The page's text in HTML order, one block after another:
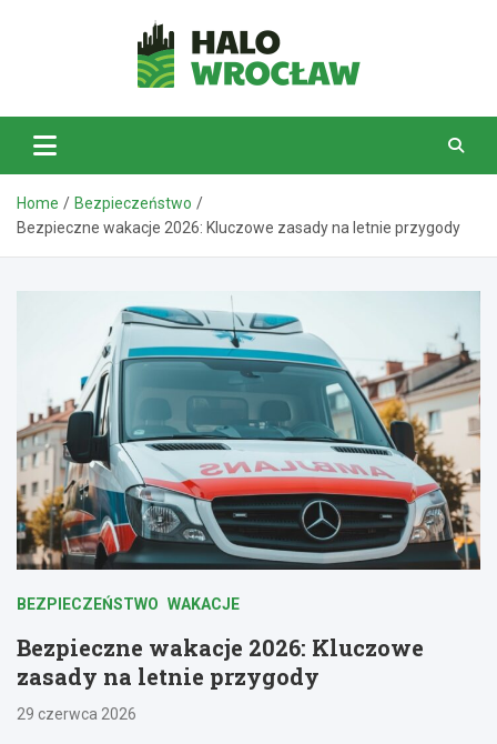
HaloWrocław.pl
Home
Bezpieczeństwo
Bezpieczne wakacje 2026: Kluczowe zasady na letnie przygody
BEZPIECZEŃSTWO WAKACJE
Bezpieczne wakacje 2026: Kluczowe
zasady na letnie przygody
29 czerwca 2026